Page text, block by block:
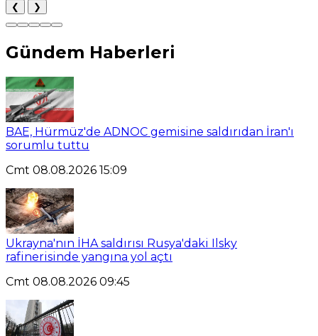
❮ ❯
Gündem Haberleri
BAE, Hürmüz'de ADNOC gemisine saldırıdan İran'ı
sorumlu tuttu
Cmt 08.08.2026 15:09
Ukrayna'nın İHA saldırısı Rusya'daki Ilsky
rafinerisinde yangına yol açtı
Cmt 08.08.2026 09:45